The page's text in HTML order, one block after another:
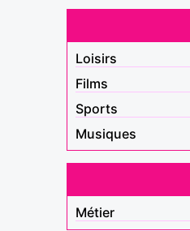
Loisirs
Films
Sports
Musiques
Métier